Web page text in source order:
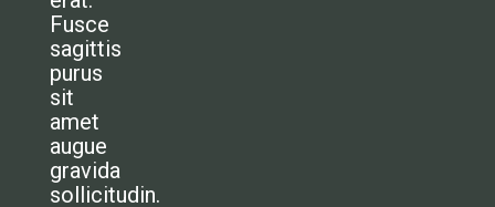
Fusce
sagittis
purus
sit
amet
augue
gravida
sollicitudin.